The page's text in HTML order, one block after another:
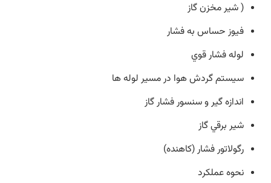
( شير مخزن گاز
فيوز حساس به فشار
لوله فشار قوي
سيستم گردش هوا در مسير لوله ها
اندازه گير و سنسور فشار گاز
شير برقي گاز
رگولاتور فشار (كاهنده)
نحوه عملكرد